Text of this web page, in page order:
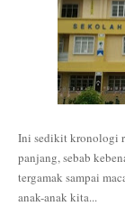
Ini sedikit kronologi
panjang, sebab
tergamak sampai
anak-anak kita...